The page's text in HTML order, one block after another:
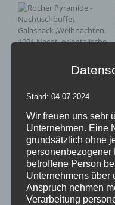
VonAndrea Rindle | 10.
Überzüge,Leuchtobjekte
Sonstiges,Stretch&Stoff | 0
Stand: 04.07.2024
Wir freuen uns sehr
Unternehmen. Eine
grundsätzlich ohne
personenbezogener
betroffene Person
Unternehmens über
Anspruch nehmen
Verarbeitung